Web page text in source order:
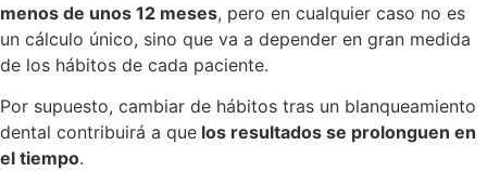
menos de unos 12 meses, pero en cualquier caso no es
un cálculo único, sino que va a depender en gran medida
de los hábitos de cada paciente.
Por supuesto, cambiar de hábitos tras un blanqueamiento
dental contribuirá a que los resultados se prolonguen en
el tiempo.